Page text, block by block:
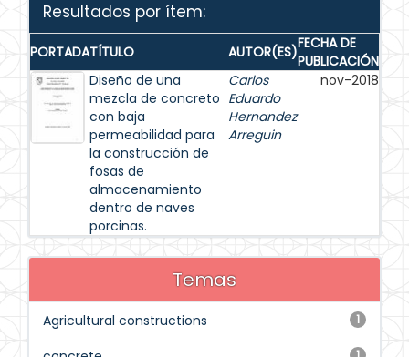
Resultados por ítem:
PORTADATÍTULO AUTOR(ES)FECHA DE
PUBLICACIÓN
Diseño de una
mezcla de concreto
con baja
permeabilidad para
la construcción de
fosas de
almacenamiento
dentro de naves
porcinas.
Carlos
Eduardo
Hernandez
Arreguin
nov-2018
Temas
1
Agricultural constructions